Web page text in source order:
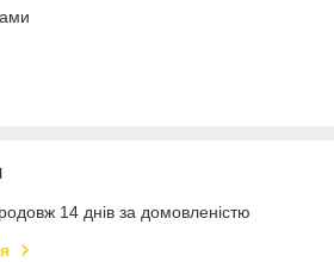
14 днів за домовленістю